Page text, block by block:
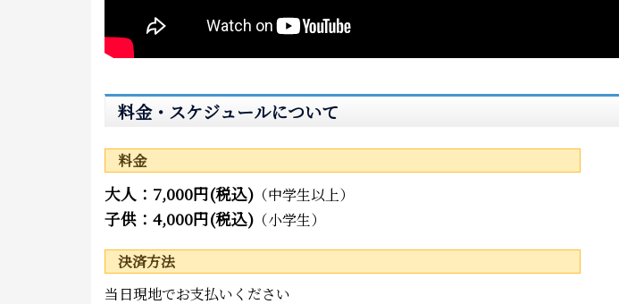
料金・スケジュールについて
料金
大人：7,000円(税込) （中学生以上）
子供：4,000円(税込) （小学生）
決済方法
当日現地でお支払いください